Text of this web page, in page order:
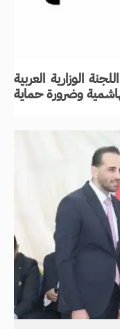
الوزارية العربية
وضرورة حماية